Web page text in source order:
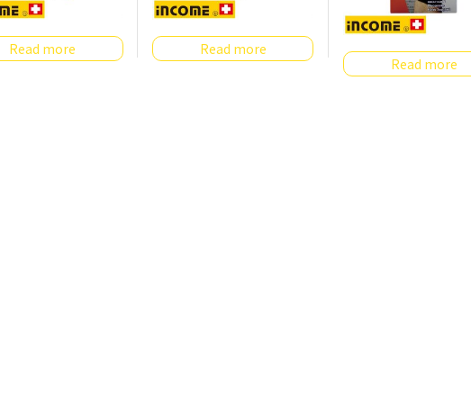
Read more
Read more
Read more